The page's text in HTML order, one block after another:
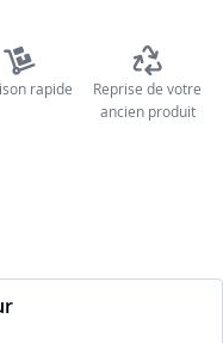
rapide
Reprise de votre
ancien produit